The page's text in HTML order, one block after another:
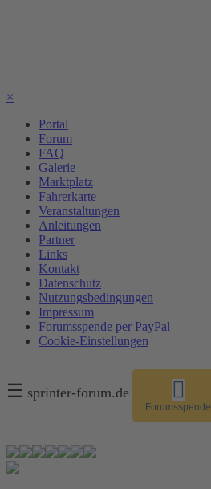
×
Portal
Forum
FAQ
Galerie
Marktplatz
Fahrerkarte
Veranstaltungen
Anleitungen
Partner
Links
Kontakt
Datenschutz
Nutzungsbedingungen
Impressum
Forumsspende per PayPal
Cookie-Einstellungen
☰ sprinter-forum.de
Forumsspende